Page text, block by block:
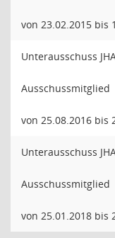
von 23.02.2015 bis
Unterausschuss
Ausschussmitglied
von 25.08.2016 bis
Unterausschuss
Ausschussmitglied
von 25.01.2018 bis